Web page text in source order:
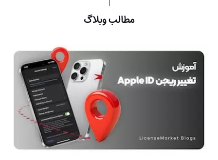
مطالب وبلاگ